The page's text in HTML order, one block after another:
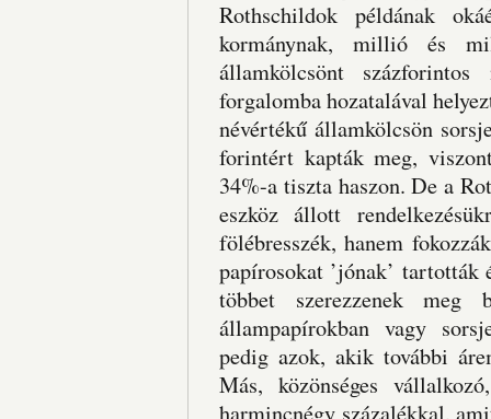
Rothschildok példának
kormánynak, millió és
államkölcsönt százforintos
forgalomba hozatalával
névértékű államkölcsön
forintért kapták meg,
34%-a tiszta haszon. De a
eszköz állott
fölébresszék, hanem
papírosokat ’jónak’
többet szerezzenek meg
állampapírokban vagy
pedig azok, akik további
Más, közönséges